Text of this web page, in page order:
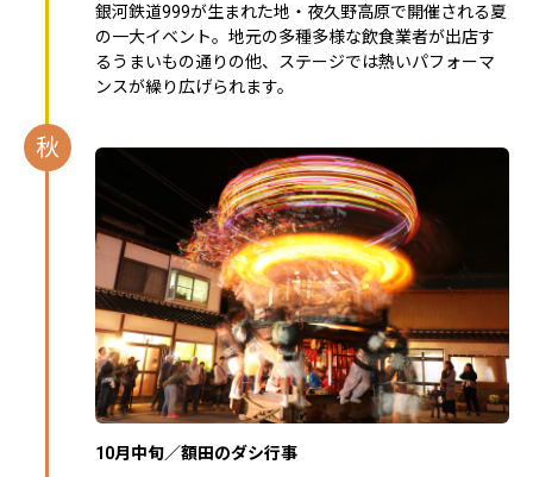
銀河鉄道999が生まれた地・夜久野高原で開催される夏
の一大イベント。地元の多種多様な飲食業者が出店す
るうまいもの通りの他、ステージでは熱いパフォーマ
ンスが繰り広げられます。
秋
10月中旬／額⽥のダシ⾏事